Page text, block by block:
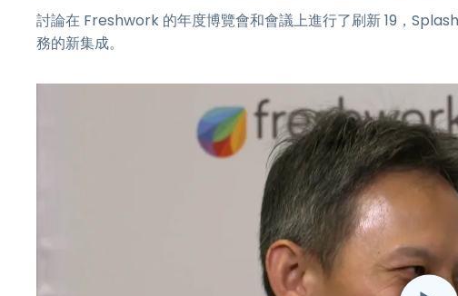
討論在 Freshwork 的年度博覽會和會議上進行了刷新 19，
務的新集成。